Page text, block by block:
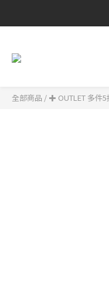
全部商品 / ✚ OUTLET 多件5